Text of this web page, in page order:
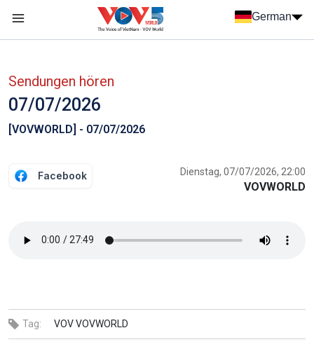
German
Sendungen hören
07/07/2026
[VOVWORLD] - 07/07/2026
Facebook Dienstag, 07/07/2026, 22:00
VOVWORLD
Tag: VOVVOVWORLD